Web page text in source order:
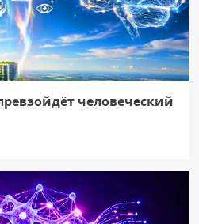
человеческий